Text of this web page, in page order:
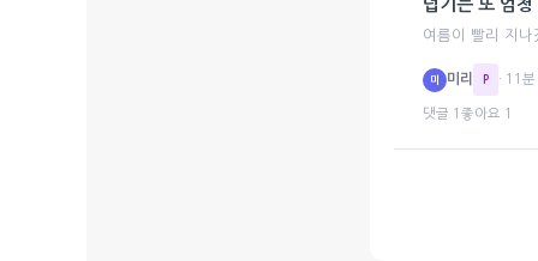
덥기는 또 엄청
여름이 빨리 지나
미 미리 P · 11분
댓글 1 좋아요 1